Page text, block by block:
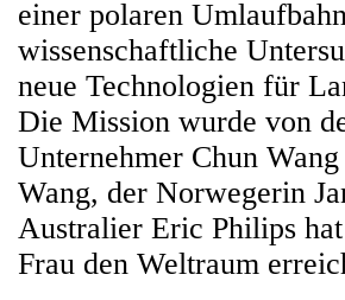
einer polaren
wissenschaftliche
neue Technologien für
Die Mission wurde von
Unternehmer Chun
Wang, der Norwegerin
Australier Eric Philips
Frau den Weltraum